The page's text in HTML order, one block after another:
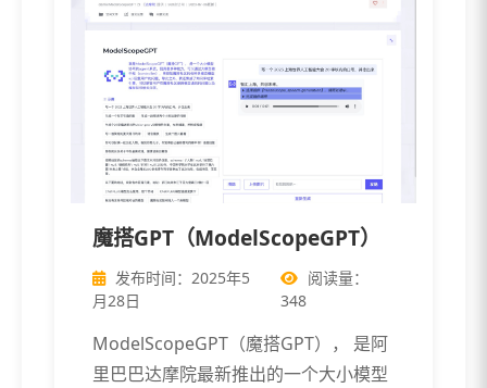
魔搭GPT（ModelScopeGPT）
发布时间：2025年5
月28日
阅读量：
348
ModelScopeGPT（魔搭GPT）， 是阿
里巴巴达摩院最新推出的一个大小模型